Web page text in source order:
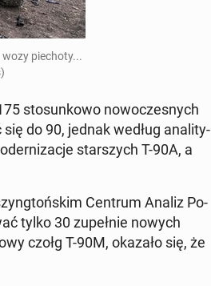
pie­cho­ty...
sto­sun­ko­wo no­wo­cze­snych
się do 90, jednak według ana­li­ty­
star­szych T-90A, a
Centrum Analiz Po­
tylko 30 zu­peł­nie nowych
czołg T-90M, okazało się, że